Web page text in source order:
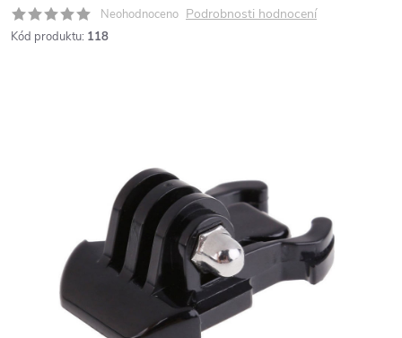
Neohodnoceno Podrobnosti hodnocení
Kód produktu: 118